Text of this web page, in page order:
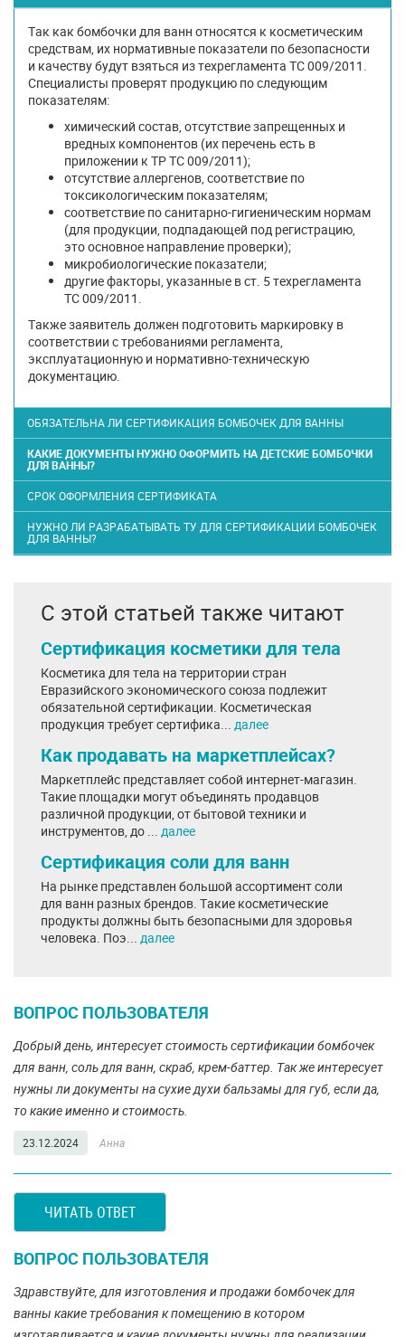
Так как бомбочки для ванн относятся к косметическим
средствам, их нормативные показатели по безопасности
и качеству будут взяться из техрегламента ТС 009/2011.
Специалисты проверят продукцию по следующим
показателям:
химический состав, отсутствие запрещенных и
вредных компонентов (их перечень есть в
приложении к ТР ТС 009/2011);
отсутствие аллергенов, соответствие по
токсикологическим показателям;
соответствие по санитарно-гигиеническим нормам
(для продукции, подпадающей под регистрацию,
это основное направление проверки);
микробиологические показатели;
другие факторы, указанные в ст. 5 техрегламента
ТС 009/2011.
Также заявитель должен подготовить маркировку в
соответствии с требованиями регламента,
эксплуатационную и нормативно-техническую
документацию.
ОБЯЗАТЕЛЬНА ЛИ СЕРТИФИКАЦИЯ БОМБОЧЕК ДЛЯ ВАННЫ
КАКИЕ ДОКУМЕНТЫ НУЖНО ОФОРМИТЬ НА ДЕТСКИЕ БОМБОЧКИ
ДЛЯ ВАННЫ?
СРОК ОФОРМЛЕНИЯ СЕРТИФИКАТА
НУЖНО ЛИ РАЗРАБАТЫВАТЬ ТУ ДЛЯ СЕРТИФИКАЦИИ БОМБОЧЕК
ДЛЯ ВАННЫ?
С этой статьей также читают
Сертификация косметики для тела
Косметика для тела на территории стран
Евразийского экономического союза подлежит
обязательной сертификации. Косметическая
продукция требует сертифика... далее
Как продавать на маркетплейсах?
Маркетплейс представляет собой интернет-магазин.
Такие площадки могут объединять продавцов
различной продукции, от бытовой техники и
инструментов, до ... далее
Сертификация соли для ванн
На рынке представлен большой ассортимент соли
для ванн разных брендов. Такие косметические
продукты должны быть безопасными для здоровья
человека. Поэ... далее
ВОПРОС ПОЛЬЗОВАТЕЛЯ
Добрый день, интересует стоимость сертификации бомбочек
для ванн, соль для ванн, скраб, крем-баттер. Так же интересует
нужны ли документы на сухие духи бальзамы для губ, если да,
то какие именно и стоимость.
23.12.2024 Анна
ЧИТАТЬ ОТВЕТ
ВОПРОС ПОЛЬЗОВАТЕЛЯ
Здравствуйте, для изготовления и продажи бомбочек для
ванны какие требования к помещению в котором